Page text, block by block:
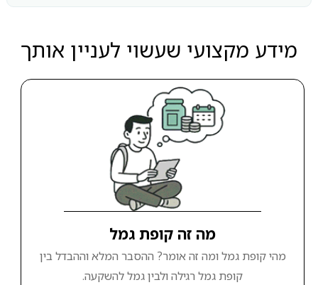
מידע מקצועי שעשוי לעניין אותך
מה זה קופת גמל
מהי קופת גמל ומה זה אומר? ההסבר המלא וההבדל בין
קופת גמל רגילה ולבין גמל להשקעה.